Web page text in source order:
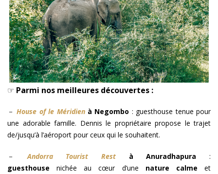
☞ Parmi nos meilleures découvertes :
－House of le Méridien à Negombo : guesthouse tenue pour
une adorable famille. Dennis le propriétaire propose le trajet
de/jusqu’à l’aéroport pour ceux qui le souhaitent.
－Andorra Tourist Rest à Anuradhapura :
guesthouse nichée au cœur d’une nature calme et